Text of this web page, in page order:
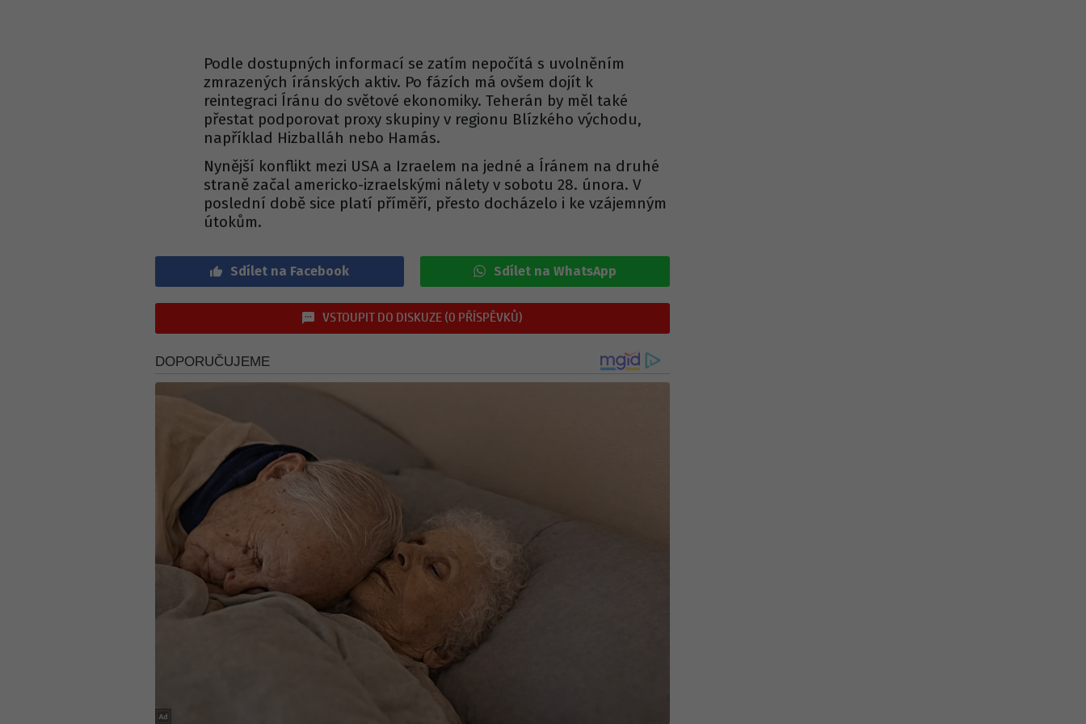
Podle dostupných informací se zatím nepočítá s uvolněním
zmrazených íránských aktiv. Po fázích má ovšem dojít k
reintegraci Íránu do světové ekonomiky. Teherán by měl také
přestat podporovat proxy skupiny v regionu Blízkého východu,
například Hizballáh nebo Hamás.
Nynější konflikt mezi USA a Izraelem na jedné a Íránem na druhé
straně začal americko-izraelskými nálety v sobotu 28. února. V
poslední době sice platí příměří, přesto docházelo i ke vzájemným
útokům.
Sdílet na Facebook Sdílet na WhatsApp
VSTOUPIT DO DISKUZE (0 PŘÍSPĚVKŮ)